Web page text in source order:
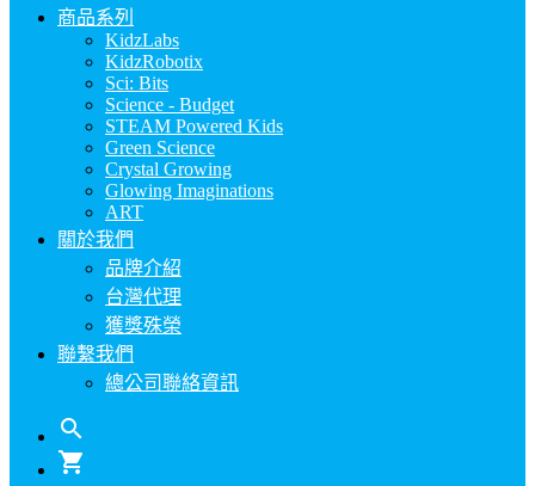
商品系列
KidzLabs
KidzRobotix
Sci: Bits
Science - Budget
STEAM Powered Kids
Green Science
Crystal Growing
Glowing Imaginations
ART
關於我們
品牌介紹
台灣代理
獲獎殊榮
聯繫我們
總公司聯絡資訊
search
shopping_cart